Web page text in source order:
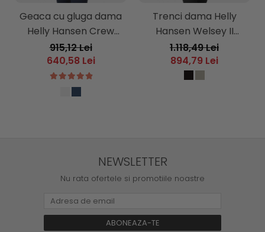
Geaca cu gluga dama
Helly Hansen Crew
Hooded Jacket 2.0
915,12 Lei
640,58 Lei
Trenci dama Helly
Hansen Welsey II
Trench
1.118,49 Lei
894,79 Lei
NEWSLETTER
Nu rata ofertele si promotiile noastre